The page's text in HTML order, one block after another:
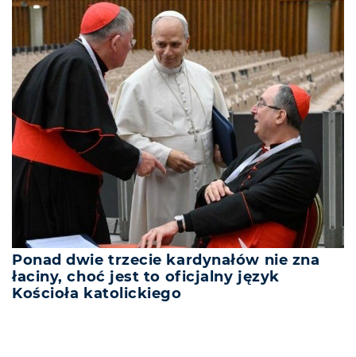
Ponad dwie trzecie kardynałów nie zna
łaciny, choć jest to oficjalny język
Kościoła katolickiego